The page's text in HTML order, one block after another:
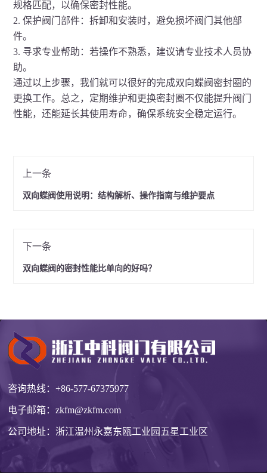
规格匹配，以确保密封性能。
2. 保护阀门部件：拆卸和安装时，避免损坏阀门其他部
件。
3. 寻求专业帮助：若操作不熟悉，建议请专业技术人员协
助。
通过以上步骤，我们就可以很好的完成双向蝶阀密封圈的
更换工作。总之，定期维护和更换密封圈不仅能提升阀门
性能，还能延长其使用寿命，确保系统安全稳定运行。
上一条
双向蝶阀使用说明：结构解析、操作指南与维护要点
下一条
双向蝶阀的密封性能比单向的好吗？
咨询热线：+86-577-67375977
电子邮箱：zkfm@zkfm.com
公司地址：浙江温州永嘉东瓯工业园五星工业区